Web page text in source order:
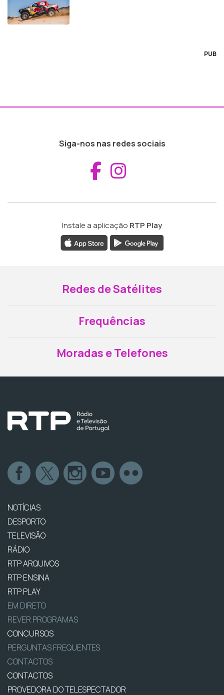
PUB
Siga-nos nas redes sociais
Aceder ao
Instale a aplicação RTP Play
Redes de Satélites
Frequências
Moradas e Telefones
NOTÍCIAS
DESPORTO
TELEVISÃO
RÁDIO
RTP ARQUIVOS
RTP ENSINA
RTP PLAY
EM DIRETO
REVER PROGRAMAS
CONCURSOS
PERGUNTAS FREQUENTES
CONTACTOS
CONTACTOS
PROVEDORA DO TELESPECTADOR